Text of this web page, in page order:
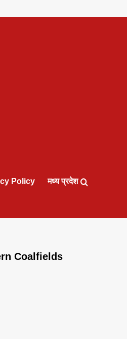
Policy मध्य प्रदेश
Coalfields